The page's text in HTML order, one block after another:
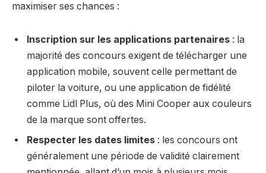
maximiser ses chances :
Inscription sur les applications partenaires : la
majorité des concours exigent de télécharger une
application mobile, souvent celle permettant de
piloter la voiture, ou une application de fidélité
comme Lidl Plus, où des Mini Cooper aux couleurs
de la marque sont offertes.
Respecter les dates limites : les concours ont
généralement une période de validité clairement